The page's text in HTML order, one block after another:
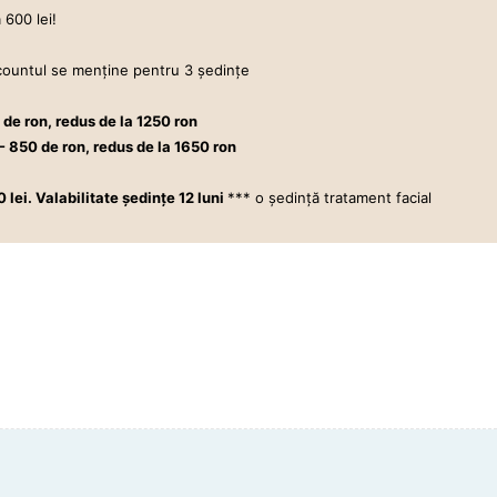
600 lei!
se menţine pentru 3 şedinţe
ron, redus de la 1250 ron
850 de ron, redus de la 1650 ron
lei. Valabilitate şedinţe 12 luni *** o şedinţă tratament facial